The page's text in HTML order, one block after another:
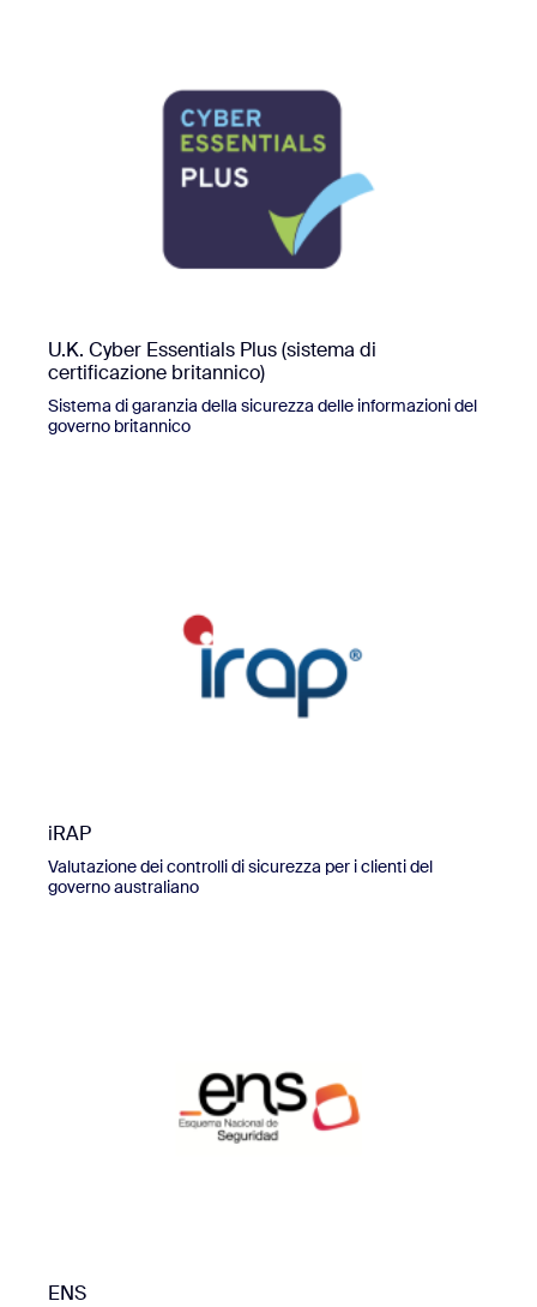
U.K. Cyber Essentials Plus (sistema di
certificazione britannico)
Sistema di garanzia della sicurezza delle informazioni del
governo britannico
iRAP
Valutazione dei controlli di sicurezza per i clienti del
governo australiano
ENS